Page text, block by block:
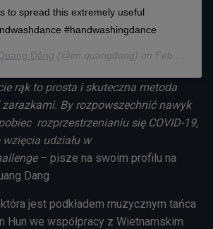
to spread this extremely useful
#handwashingdance
Đăng (@im.quangdang) on Feb 19, 2020 at 8:12am PST
rąk to prosta i skuteczna metoda
By rozpowszechnić nawyk
rozprzestrzenianiu się COVID-19,
udziału w
– pisze na swoim profilu na
Dang
jest podkładem muzycznym tańca
Hun we współpracy z Wietnamskim